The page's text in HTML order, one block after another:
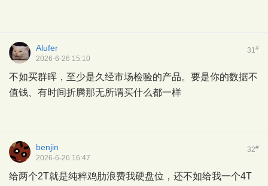
31#
Alufer
2026-6-26 15:10
不如买群晖，至少是久经市场检验的产品。要是你的数据不
值钱、有时间折腾那无所谓买什么都一样
32#
benjin
2026-6-26 16:47
给两个2T就是纯粹鸡肋浪费我硬盘位，还不如给我一个4T